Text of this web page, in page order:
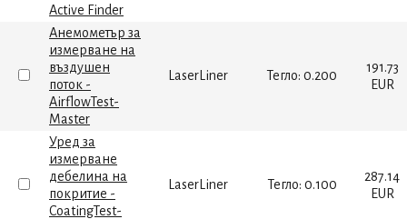
Active Finder
Анемометър за
измерване на
въздушен
поток -
AirflowTest-
Master
LaserLiner Тегло: 0.200
191.73
EUR
Уред за
измерване
дебелина на
покритие -
CoatingTest-
LaserLiner Тегло: 0.100
287.14
EUR